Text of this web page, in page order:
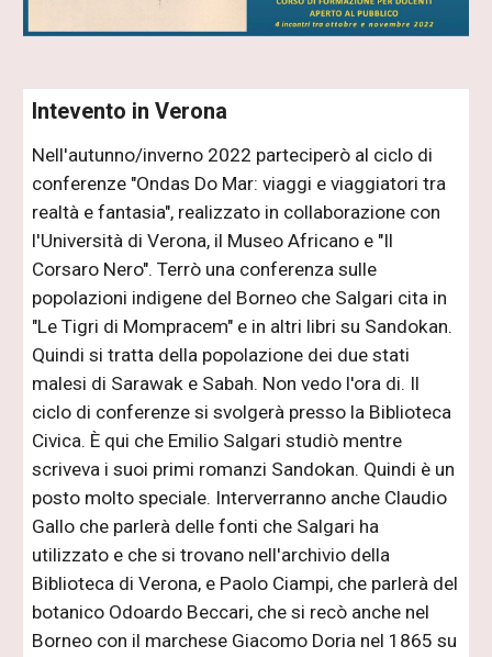
Intevento in Verona
Nell'autunno/inverno 2022 parteciperò al ciclo di
conferenze "Ondas Do Mar: viaggi e viaggiatori tra
realtà e fantasia", realizzato in collaborazione con
l'Università di Verona, il Museo Africano e "Il
Corsaro Nero". Terrò una conferenza sulle
popolazioni indigene del Borneo che Salgari cita in
"Le Tigri di Mompracem" e in altri libri su Sandokan.
Quindi si tratta della popolazione dei due stati
malesi di Sarawak e Sabah. Non vedo l'ora di. Il
ciclo di conferenze si svolgerà presso la Biblioteca
Civica. È qui che Emilio Salgari studiò mentre
scriveva i suoi primi romanzi Sandokan. Quindi è un
posto molto speciale. Interverranno anche Claudio
Gallo che parlerà delle fonti che Salgari ha
utilizzato e che si trovano nell'archivio della
Biblioteca di Verona, e Paolo Ciampi, che parlerà del
botanico Odoardo Beccari, che si recò anche nel
Borneo con il marchese Giacomo Doria nel 1865 su